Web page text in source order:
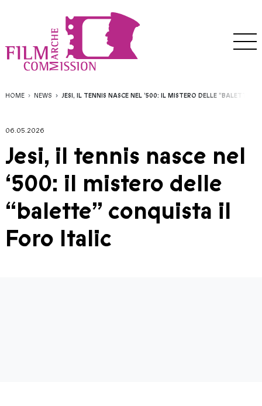
HOME NEWS JESI, IL TENNIS NASCE NEL ‘500: IL MISTERO DELLE “BALETTE”
06.05.2026
Jesi, il tennis nasce nel
‘500: il mistero delle
“balette” conquista il
Foro Italic